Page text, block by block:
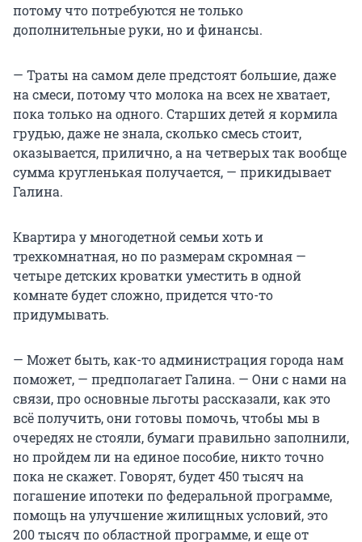
потому что потребуются не только
дополнительные руки, но и финансы.
— Траты на самом деле предстоят большие, даже
на смеси, потому что молока на всех не хватает,
пока только на одного. Старших детей я кормила
грудью, даже не знала, сколько смесь стоит,
оказывается, прилично, а на четверых так вообще
сумма кругленькая получается, — прикидывает
Галина.
Квартира у многодетной семьи хоть и
трехкомнатная, но по размерам скромная —
четыре детских кроватки уместить в одной
комнате будет сложно, придется что-то
придумывать.
— Может быть, как-то администрация города нам
поможет, — предполагает Галина. — Они с нами на
связи, про основные льготы рассказали, как это
всё получить, они готовы помочь, чтобы мы в
очередях не стояли, бумаги правильно заполнили,
но пройдем ли на единое пособие, никто точно
пока не скажет. Говорят, будет 450 тысяч на
погашение ипотеки по федеральной программе,
помощь на улучшение жилищных условий, это
200 тысяч по областной программе, и еще от